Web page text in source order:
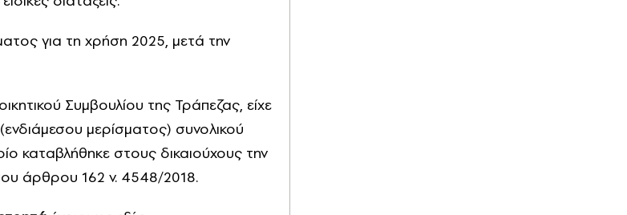
για τη χρήση 2025, μετά την
Συμβουλίου της Τράπεζας, είχε
μερίσματος) συνολικού
στους δικαιούχους την
άρθρου 162 ν. 4548/2018.